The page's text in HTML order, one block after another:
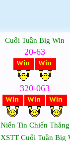
Cuối Tuần Big Win
20-63
320-063
Niến Tin Chiến Thắng
Cuối Tuần Big